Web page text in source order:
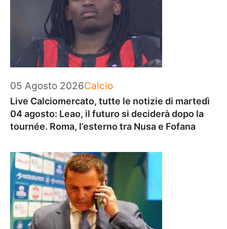
05 Agosto 2026Categorie
Calcio
Live Calciomercato, tutte le notizie di martedì
04 agosto: Leao, il futuro si deciderà dopo la
tournée. Roma, l’esterno tra Nusa e Fofana